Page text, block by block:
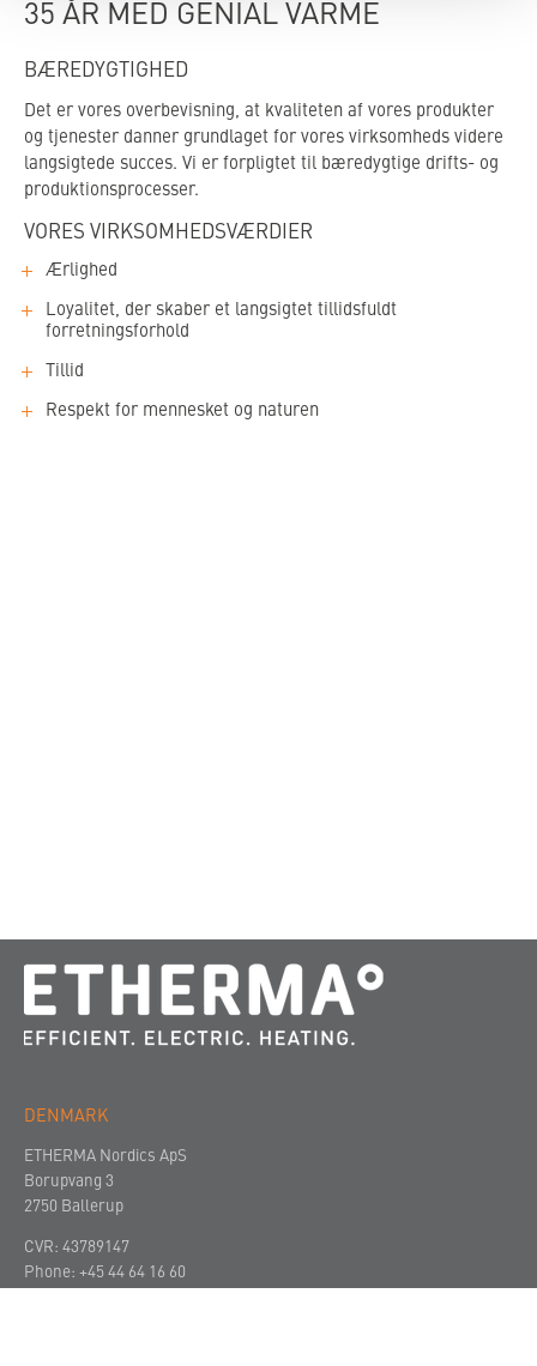
35 ÅR MED GENIAL VARME
BÆREDYGTIGHED
Det er vores overbevisning, at kvaliteten af vores produkter
og tjenester danner grundlaget for vores virksomheds videre
langsigtede succes. Vi er forpligtet til bæredygtige drifts- og
produktionsprocesser.
VORES VIRKSOMHEDSVÆRDIER
Ærlighed
Loyalitet, der skaber et langsigtet tillidsfuldt
forretningsforhold
Tillid
Respekt for mennesket og naturen
DENMARK
ETHERMA Nordics ApS
Borupvang 3
2750 Ballerup
CVR: 43789147
Phone: +45 44 64 16 60